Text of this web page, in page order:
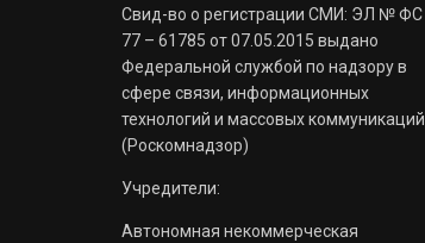
Свид-во о регистрации СМИ: ЭЛ № ФС
77 – 61785 от 07.05.2015 выдано
Федеральной службой по надзору в
сфере связи, информационных
технологий и массовых коммуникаций
(Роскомнадзор)
Учредители:
Автономная некоммерческая